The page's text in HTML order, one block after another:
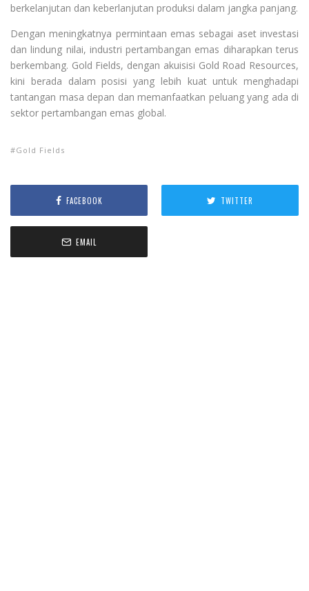
berkelanjutan dan keberlanjutan produksi dalam jangka panjang.
Dengan meningkatnya permintaan emas sebagai aset investasi
dan lindung nilai, industri pertambangan emas diharapkan terus
berkembang. Gold Fields, dengan akuisisi Gold Road Resources,
kini berada dalam posisi yang lebih kuat untuk menghadapi
tantangan masa depan dan memanfaatkan peluang yang ada di
sektor pertambangan emas global.
Gold Fields
FACEBOOK TWITTER
EMAIL